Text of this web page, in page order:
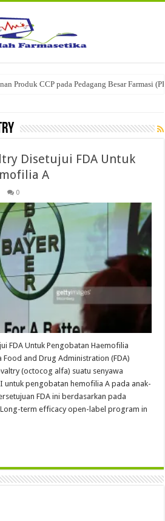
Produk CCP pada Pedagang Besar Farmasi
Disetujui FDA Untuk
A
0
FDA Untuk Pengobatan Haemofilia
Food and Drug Administration (FDA)
(octocog alfa) suatu senyawa
untuk pengobatan hemofilia A pada anak-
FDA ini berdasarkan pada
term efficacy open-label program in